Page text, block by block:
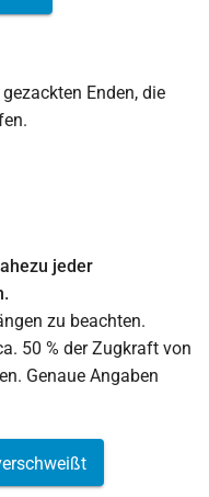
jeder
zu beachten.
50 % der Zugkraft von
Genaue Angaben